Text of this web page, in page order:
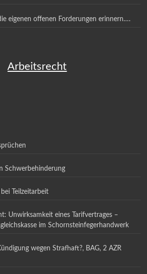
eigenen offenen Forderungen erinnern….
Arbeitsrecht
Schwerbehinderung
Teilzeitarbeit
Unwirksamkeit eines Tarifvertrages –
im Schornsteinfegerhandwerk
wegen Strafhaft?, BAG, 2 AZR